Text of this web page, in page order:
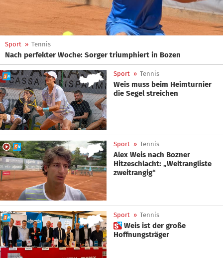
Sport » Tennis
Nach perfekter Woche: Sorger triumphiert in Bozen
Sport » Tennis
Weis muss beim Heimturnier
die Segel streichen
Sport » Tennis
Alex Weis nach Bozner
Hitzeschlacht: „Weltrangliste
zweitrangig“
Sport » Tennis
 Weis ist der große
Hoffnungsträger